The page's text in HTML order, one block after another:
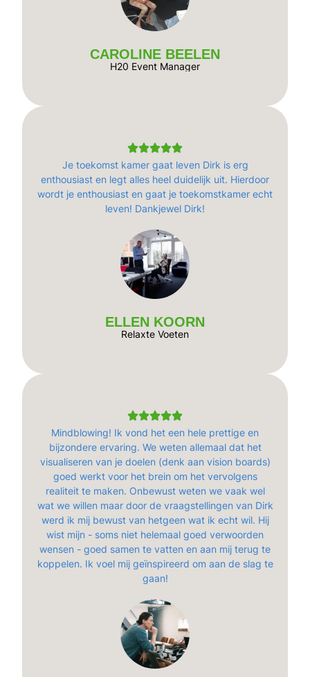
CAROLINE BEELEN
H20 Event Manager
Je toekomst kamer gaat leven Dirk is erg
enthousiast en legt alles heel duidelijk uit. Hierdoor
wordt je enthousiast en gaat je toekomstkamer echt
leven! Dankjewel Dirk!
ELLEN KOORN
Relaxte Voeten
Mindblowing! Ik vond het een hele prettige en
bijzondere ervaring. We weten allemaal dat het
visualiseren van je doelen (denk aan vision boards)
goed werkt voor het brein om het vervolgens
realiteit te maken. Onbewust weten we vaak wel
wat we willen maar door de vraagstellingen van Dirk
werd ik mij bewust van hetgeen wat ik echt wil. Hij
wist mijn - soms niet helemaal goed verwoorden
wensen - goed samen te vatten en aan mij terug te
koppelen. Ik voel mij geïnspireerd om aan de slag te
gaan!